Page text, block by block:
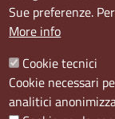
Orari
Il venerdì dalle ore
Social
Sue preferenze.
More info
Cookie tecnici
Cookie necessari
analitici